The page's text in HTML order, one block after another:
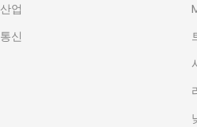
산업
통신